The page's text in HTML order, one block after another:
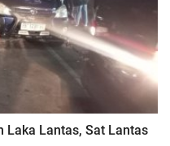
Laka Lantas, Sat Lantas